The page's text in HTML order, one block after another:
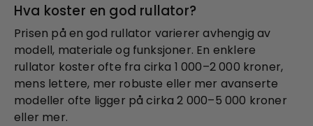
Hva koster en god rullator?
Prisen på en god rullator varierer avhengig av
modell, materiale og funksjoner. En enklere
rullator koster ofte fra cirka 1 000–2 000 kroner,
mens lettere, mer robuste eller mer avanserte
modeller ofte ligger på cirka 2 000–5 000 kroner
eller mer.